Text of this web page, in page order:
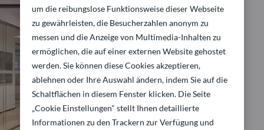
um die reibungslose Funktionsweise dieser Webseite
zu gewährleisten, die Besucherzahlen anonym zu
messen und die Anzeige von Multimedia-Inhalten zu
ermöglichen, die auf einer externen Website gehostet
werden. Sie können diese Cookies akzeptieren,
ablehnen oder Ihre Auswahl ändern, indem Sie auf die
Schaltflächen in diesem Fenster klicken. Die Seite
„Cookie Einstellungen" stellt Ihnen detaillierte
Informationen zu den Trackern zur Verfügung und